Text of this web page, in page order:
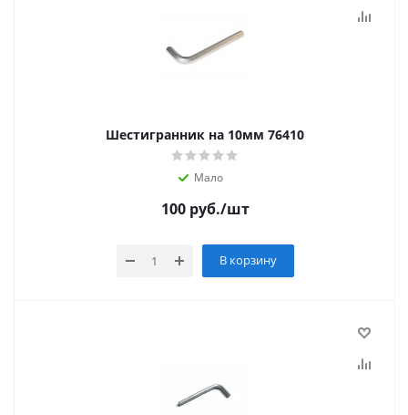
Шестигранник на 10мм 76410
Мало
100руб./шт
В корзину